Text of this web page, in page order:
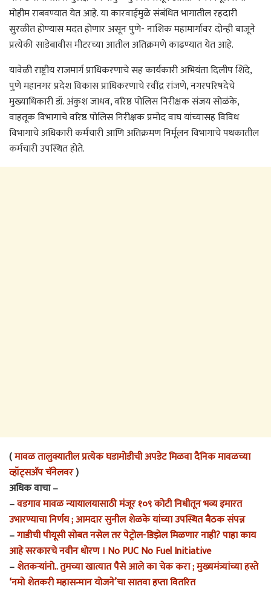
मोहीम राबवण्यात येत आहे. या कारवाईमुळे संबंधित भागातील रहदारी
सुरळीत होण्यास मदत होणार असून पुणे- नाशिक महामार्गावर दोन्ही बाजूने
प्रत्येकी साडेबावीस मीटरच्या आतील अतिक्रमणे काढण्यात येत आहे.
यावेळी राष्ट्रीय राजमार्ग प्राधिकरणाचे सह कार्यकारी अभियंता दिलीप शिंदे,
पुणे महानगर प्रदेश विकास प्राधिकरणाचे रवींद्र रांजणे, नगरपरिषदेचे
मुख्याधिकारी डॉ. अंकुश जाधव, वरिष्ठ पोलिस निरीक्षक संजय सोळंके,
वाहतूक विभागाचे वरिष्ठ पोलिस निरीक्षक प्रमोद वाघ यांच्यासह विविध
विभागाचे अधिकारी कर्मचारी आणि अतिक्रमण निर्मूलन विभागाचे पथकातील
कर्मचारी उपस्थित होते.
(मावळ तालुक्यातील प्रत्येक घडामोडीची अपडेट मिळवा दैनिक मावळच्या
व्हॉट्सअ‍ॅप चॅनेलवर)
अधिक वाचा –
–वडगाव मावळ न्यायालयासाठी मंजूर १०९ कोटी निधीतून भव्य इमारत
उभारण्याचा निर्णय ; आमदार सुनील शेळके यांच्या उपस्थित बैठक संपन्न
–गाडीची पीयूसी सोबत नसेल तर पेट्रोल-डिझेल मिळणार नाही? पाहा काय
आहे सरकारचे नवीन धोरण । No PUC No Fuel Initiative
–शेतकऱ्यांनो.. तुमच्या खात्यात पैसे आले का चेक करा ; मुख्यमंत्र्यांच्या हस्ते
‘नमो शेतकरी महासन्मान योजने’चा सातवा हप्ता वितरित